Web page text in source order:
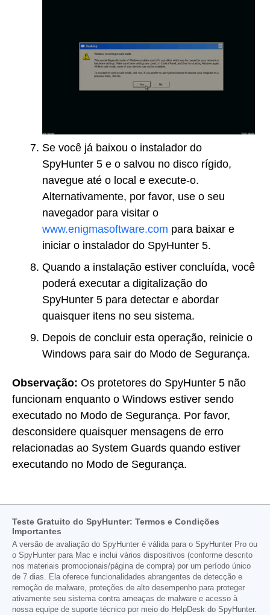
Se você já baixou o instalador do
SpyHunter 5 e o salvou no disco rígido,
navegue até o local e execute-o.
Alternativamente, por favor, use o seu
navegador para visitar o
www.enigmasoftware.com para baixar e
iniciar o instalador do SpyHunter 5.
Quando a instalação estiver concluída, você
poderá executar a digitalização do
SpyHunter 5 para detectar e abordar
quaisquer itens no seu sistema.
Depois de concluir esta operação, reinicie o
Windows para sair do Modo de Segurança.
Observação: Os protetores do SpyHunter 5 não
funcionam enquanto o Windows estiver sendo
executado no Modo de Segurança. Por favor,
desconsidere quaisquer mensagens de erro
relacionadas ao System Guards quando estiver
executando no Modo de Segurança.
Teste Gratuito do SpyHunter: Termos e Condições
Importantes
A versão de avaliação do SpyHunter é válida para o SpyHunter Pro ou
o SpyHunter para Mac e inclui vários dispositivos (conforme descrito
nos materiais promocionais/página de compra) por um período único
de 7 dias. Ela oferece funcionalidades abrangentes de detecção e
remoção de malware, proteções de alto desempenho para proteger
ativamente seu sistema contra ameaças de malware e acesso à
nossa equipe de suporte técnico por meio do HelpDesk do SpyHunter.